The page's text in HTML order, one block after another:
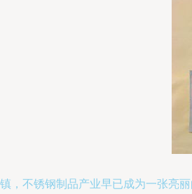
，不锈钢制品产业早已成为一张亮